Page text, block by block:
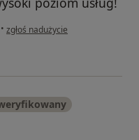
• w opinii użytkownika Anna
zgłoś nadużycie